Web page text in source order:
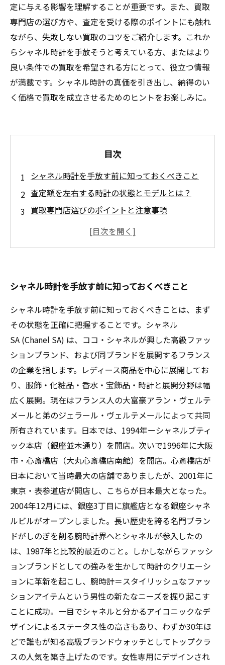
定に与える影響を理解することが重要です。また、買取
専門店の選び方や、査定を受ける際のポイントにも触れ
ながら、失敗しない買取のコツをご紹介します。これか
らシャネル時計を手放そうと考えている方、またはより
良い条件での買取を希望される方にとって、役立つ情報
が満載です。シャネル時計の真価を引き出し、納得のい
く価格で買取を成立させるためのヒントをお楽しみに。
目次
シャネル時計を手放す前に知っておくべきこと
査定額を左右する時計の状態とモデルとは？
買取専門店選びのポイントと注意事項
納得の価格でシャネル時計を売るための秘訣
シャネル時計を手放す前に知っておくべきこと
シャネル時計を手放す前に知っておくべきことは、まず
その状態を正確に把握することです。シャネル
SA (Chanel SA) は、ココ・シャネルが興した高級ファッ
ションブランド、および同ブランドを展開するフランス
の企業を指します。レディース商品を中心に展開してお
り、服飾・化粧品・香水・宝飾品・時計と展開分野は幅
広く展開。現在はフランス人の大富豪アラン・ヴェルテ
メールと弟のジェラール・ヴェルテメールによって共同
所有されています。日本では、1994年ーシャネルブティ
ック本店（銀座並木通り）を開店。次いで1996年に大阪
市・心斎橋店（大丸心斎橋店南館）を開店。心斎橋店が
日本において当時最大の店舗でありましたが、2001年に
東京・表参道店が開店し、こちらが日本最大となった。
2004年12月には、銀座3丁目に旗艦店となる銀座シャネ
ルビルがオープンしました。長い歴史を誇る名門ブラン
ドがしのぎを削る腕時計界へとシャネルが参入したの
は、1987年と比較的最近のこと。しかしながらファッシ
ョンブランドとしての強みを生かして時計のクリエーシ
ョンに革新を起こし、腕時計＝スタイリッシュなファッ
ションアイテムという男性の新たなニーズを掘り起こす
ことに成功。一目でシャネルと分かるアイコニックなデ
ザインによるステータス性の高さもあり、わずか30年ほ
どで誰もが知る高級ブランドウォッチとしてトップクラ
スの人気を築き上げたのです。女性専用にデザインされ